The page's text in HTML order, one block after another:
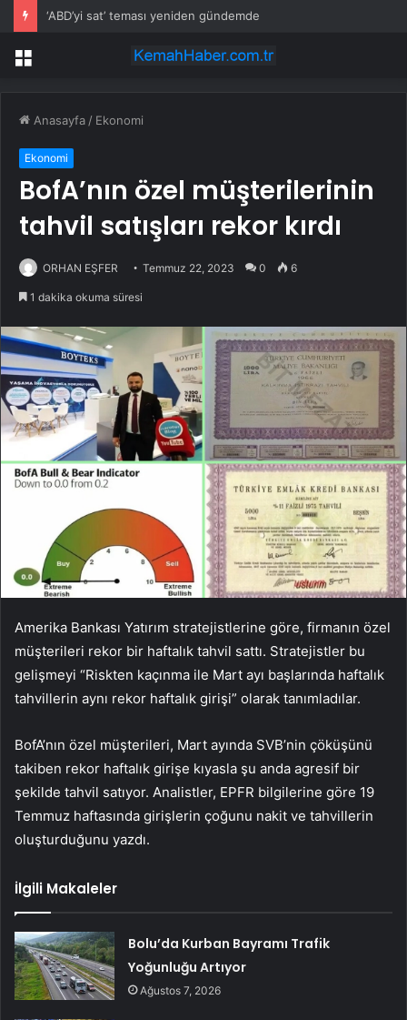
‘ABD’yi sat’ teması yeniden gündemde
Menü
Anasayfa / Ekonomi
Ekonomi
BofA’nın özel müşterilerinin
tahvil satışları rekor kırdı
ORHAN EŞFER Temmuz 22, 2023 0 6
1 dakika okuma süresi
Amerika Bankası Yatırım stratejistlerine göre, firmanın özel
müşterileri rekor bir haftalık tahvil sattı. Stratejistler bu
gelişmeyi “Riskten kaçınma ile Mart ayı başlarında haftalık
tahvillerin aynı rekor haftalık girişi” olarak tanımladılar.
BofA’nın özel müşterileri, Mart ayında SVB’nin çöküşünü
takiben rekor haftalık girişe kıyasla şu anda agresif bir
şekilde tahvil satıyor. Analistler, EPFR bilgilerine göre 19
Temmuz haftasında girişlerin çoğunu nakit ve tahvillerin
oluşturduğunu yazdı.
İlgili Makaleler
Bolu’da Kurban Bayramı Trafik
Yoğunluğu Artıyor
Ağustos 7, 2026